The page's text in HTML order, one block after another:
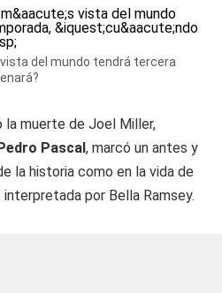
del mundo tendrá tercera
la muerte de Joel Miller,
Pascal, marcó un antes y
la historia como en la vida de
por Bella Ramsey.